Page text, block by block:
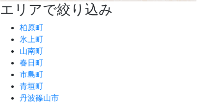
エリアで絞り込み
柏原町
氷上町
山南町
春日町
市島町
青垣町
丹波篠山市